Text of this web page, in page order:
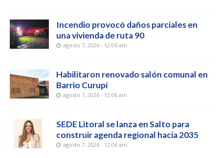
Incendio provocó daños parciales en
una vivienda de ruta 90
agosto 7, 2026 - 12:06 am
Habilitaron renovado salón comunal en
Barrio Curupí
agosto 7, 2026 - 12:06 am
SEDE Litoral se lanza en Salto para
construir agenda regional hacia 2035
agosto 7, 2026 - 12:06 am